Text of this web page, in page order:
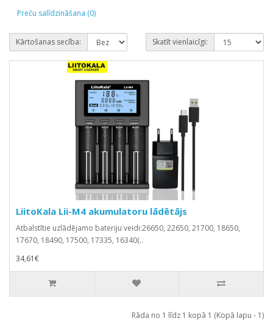
Preču salīdzināšana (0)
Kārtošanas secība: Skatīt vienlaicīgi:
LiitoKala Lii-M4 akumulatoru lādētājs
Atbalstītie uzlādējamo bateriju veidi:26650, 22650, 21700, 18650,
17670, 18490, 17500, 17335, 16340(..
34,61€
Rāda no 1 līdz 1 kopā 1 (Kopā lapu - 1)